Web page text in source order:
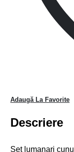
Adaugă La Favorite
Descriere
Set lumanari